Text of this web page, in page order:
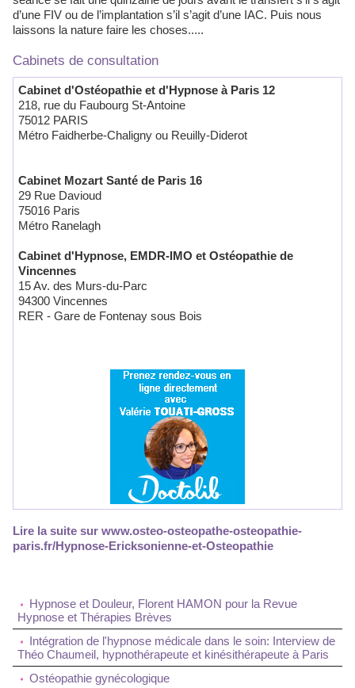
d’une FIV ou de l’implantation s’il s’agit d’une IAC. Puis nous
laissons la nature faire les choses.....
Cabinets de consultation
Cabinet d'Ostéopathie et d'Hypnose à Paris 12
218, rue du Faubourg St-Antoine
75012 PARIS
Métro Faidherbe-Chaligny ou Reuilly-Diderot
Cabinet Mozart Santé de Paris 16
29 Rue Davioud
75016 Paris
Métro Ranelagh
Cabinet d'Hypnose, EMDR-IMO et Ostéopathie de
Vincennes
15 Av. des Murs-du-Parc
94300 Vincennes
RER - Gare de Fontenay sous Bois
Lire la suite sur www.osteo-osteopathe-osteopathie-
paris.fr/Hypnose-Ericksonienne-et-Osteopathie
Hypnose et Douleur, Florent HAMON pour la Revue
Hypnose et Thérapies Brèves
Intégration de l'hypnose médicale dans le soin: Interview de
Théo Chaumeil, hypnothérapeute et kinésithérapeute à Paris
Ostéopathie gynécologique